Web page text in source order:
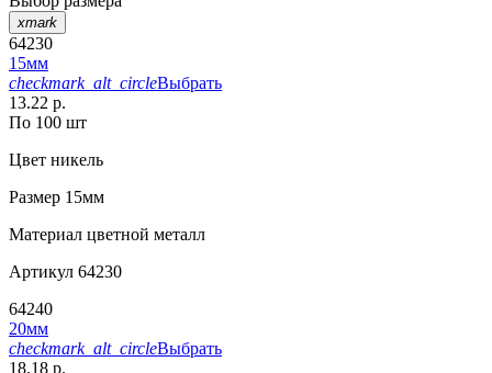
xmark
64230
15мм
checkmark_alt_circleВыбрать
13.22 р.
По 100 шт
Цвет никель
Размер 15мм
Материал цветной металл
Артикул 64230
64240
20мм
checkmark_alt_circleВыбрать
18.18 р.